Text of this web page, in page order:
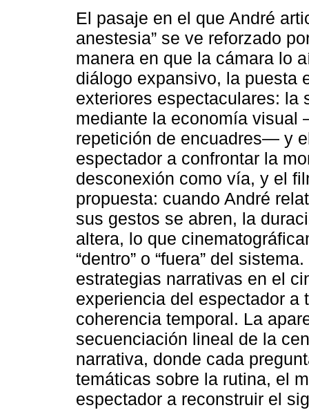
El pasaje en el que André
anestesia” se ve reforzado
manera en que la cámara lo
diálogo expansivo, la puesta
exteriores espectaculares: la
mediante la economía
repetición de encuadres— y
espectador a confrontar la
desconexión como vía, y el
propuesta: cuando André
sus gestos se abren, la
altera, lo que
“dentro” o “fuera” del
estrategias narrativas en el
experiencia del espectador a
coherencia temporal. La
secuenciación lineal de la
narrativa, donde cada
temáticas sobre la rutina, el
espectador a reconstruir el